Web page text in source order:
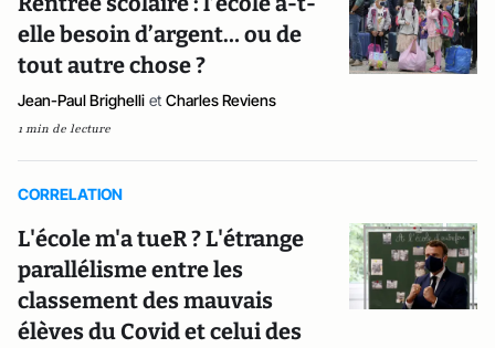
elle besoin d’argent… ou de
tout autre chose ?
Jean-Paul Brighelli et Charles Reviens
1 min de lecture
CORRELATION
L'école m'a tueR ? L'étrange
parallélisme entre les
classement des mauvais
élèves du Covid et celui des